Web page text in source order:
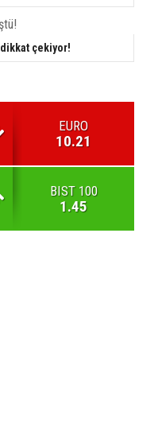
çekiyor!
EURO
10.21
BIST 100
1.45